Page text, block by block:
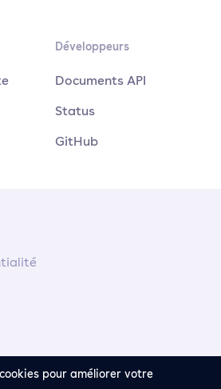
pour améliorer votre
Développeurs
Documents API
Status
GitHub